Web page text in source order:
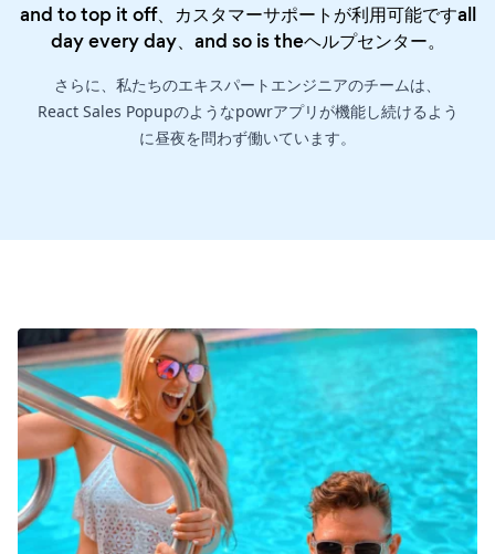
and to top it off、カスタマーサポートが利用可能ですall
day every day、and so is theヘルプセンター。
さらに、私たちのエキスパートエンジニアのチームは、
React Sales Popupのようなpowrアプリが機能し続けるよう
に昼夜を問わず働いています。